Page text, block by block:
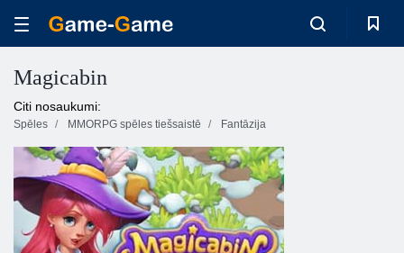
Magicabin
Citi nosaukumi:
Spēles MMORPG spēles tiešsaistē Fantāzija